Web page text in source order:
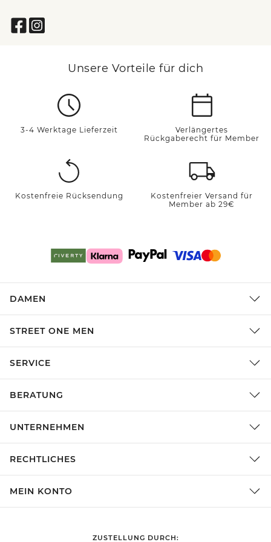
Unsere Vorteile für dich
3-4 Werktage Lieferzeit
Verlängertes
Rückgaberecht für Member
Kostenfreie Rücksendung
Kostenfreier Versand für
Member ab 29€
DAMEN
STREET ONE MEN
SERVICE
BERATUNG
UNTERNEHMEN
RECHTLICHES
MEIN KONTO
ZUSTELLUNG DURCH: